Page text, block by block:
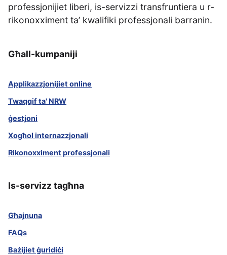
professjonijiet liberi, is-servizzi transfruntiera u r-
rikonoxximent ta’ kwalifiki professjonali barranin.
Għall-kumpaniji
Applikazzjonijiet online
Twaqqif ta' NRW
ġestjoni
Xogħol internazzjonali
Rikonoxximent professjonali
Is-servizz tagħna
Għajnuna
FAQs
Bażijiet ġuridiċi